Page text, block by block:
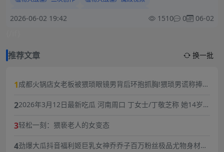
植物大战僵尸网络魔改
2026-06-02 19:42 1510 0 06-02
推荐文章
换一批
1成都火锅店女老板被猥琐眼镜男背后环抱抓胸!猥琐男谎称捧女
22026年3月12日最新吃瓜 河南周口 丁女士/丁敬芝称 她14岁时
暴力虐待囚禁
3轻松一刻：猥亵老人的女变态
4劲爆大瓜抖音福利姬巨乳女神乔乔子百万粉丝极品尤物身材纤